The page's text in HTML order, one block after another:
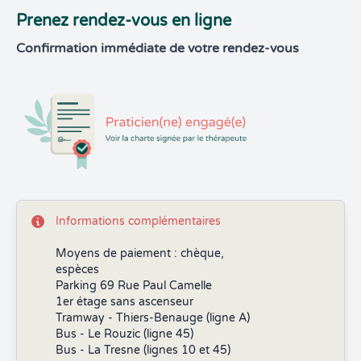
Prenez rendez-vous en ligne
Confirmation immédiate de votre rendez-vous
Informations complémentaires
Moyens de paiement : chèque,
espèces
Parking 69 Rue Paul Camelle
1er étage sans ascenseur
Tramway - Thiers-Benauge (ligne A)
Bus - Le Rouzic (ligne 45)
Bus - La Tresne (lignes 10 et 45)